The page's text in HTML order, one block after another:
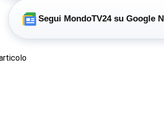
Segui MondoTV24 su Google